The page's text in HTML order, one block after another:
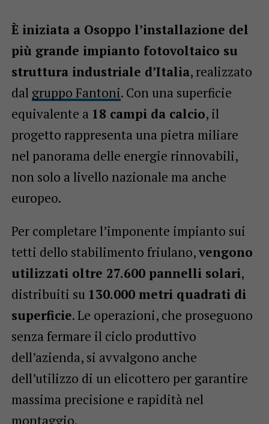
È iniziata a Osoppo l’installazione del
più grande impianto fotovoltaico su
struttura industriale d’Italia, realizzato
dal gruppo Fantoni. Con una superficie
equivalente a 18 campi da calcio, il
progetto rappresenta una pietra miliare
nel panorama delle energie rinnovabili,
non solo a livello nazionale ma anche
europeo.
Per completare l’imponente impianto sui
tetti dello stabilimento friulano,vengono
utilizzati oltre 27.600 pannelli solari,
distribuiti su 130.000 metri quadrati di
superficie. Le operazioni, che proseguono
senza fermare il ciclo produttivo
dell’azienda, si avvalgono anche
dell’utilizzo di un elicottero per garantire
massima precisione e rapidità nel
montaggio.